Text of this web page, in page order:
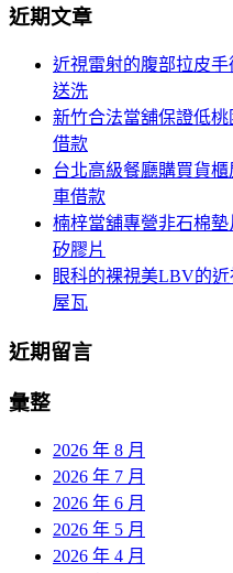
導
關
近期文章
近視雷射的腹部拉皮
送洗
新竹合法當舖保證低
借款
台北高級餐廳購買貨
車借款
楠梓當舖專營非石棉
矽膠片
眼科的裸視美LBV的
屋瓦
近期留言
彙整
2026 年 8 月
2026 年 7 月
2026 年 6 月
2026 年 5 月
2026 年 4 月